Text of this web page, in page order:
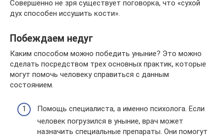
Совершенно не зря существует поговорка, что «сухой
дух способен иссушить кости».
Побеждаем недуг
Каким способом можно победить уныние? Это можно
сделать посредством трех основных практик, которые
могут помочь человеку справиться с данным
состоянием.
Помощь специалиста, а именно психолога. Если
человек погрузился в уныние, врач может
назначить специальные препараты. Они помогут